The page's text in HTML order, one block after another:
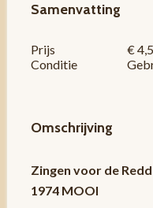
Samenvatting
Prijs
€
Conditie
Omschrijving
Zingen voor de
1974 MOOI